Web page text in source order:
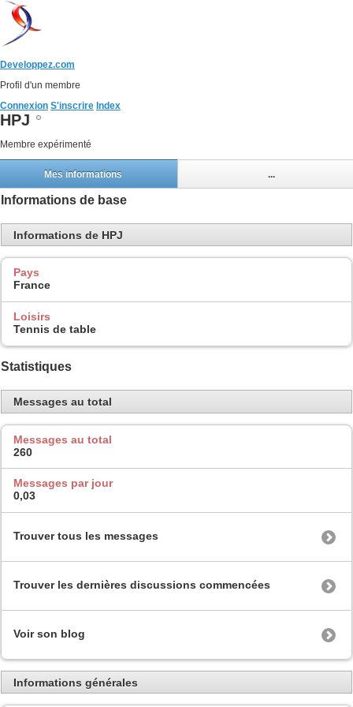
Developpez.com
Profil d'un membre
Connexion S'inscrire Index
HPJ
Membre expérimenté
Mes informations ...
Informations de base
Informations de HPJ
Pays
France
Loisirs
Tennis de table
Statistiques
Messages au total
Messages au total
260
Messages par jour
0,03
Trouver tous les messages
Trouver les dernières discussions commencées
Voir son blog
Informations générales